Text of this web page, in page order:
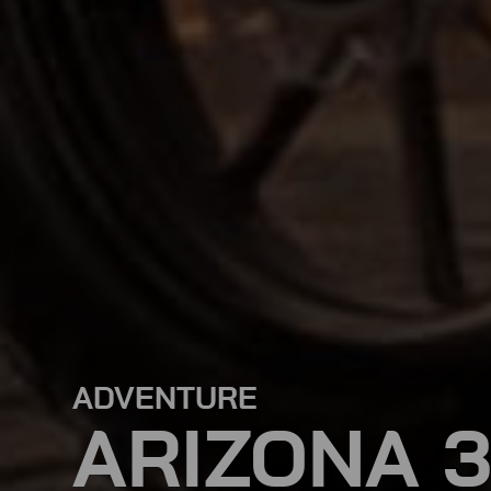
ADVENTURE
ARIZONA